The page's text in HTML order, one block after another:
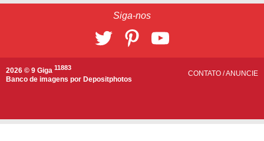
Siga-nos
2026 © 9 Giga 11883
Banco de imagens por Depositphotos
CONTATO /ANUNCIE